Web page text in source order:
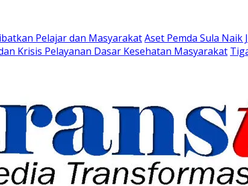
Pelajar dan MasyarakatAset Pemda Sula Naik
Krisis Pelayanan Dasar Kesehatan Masyarakat